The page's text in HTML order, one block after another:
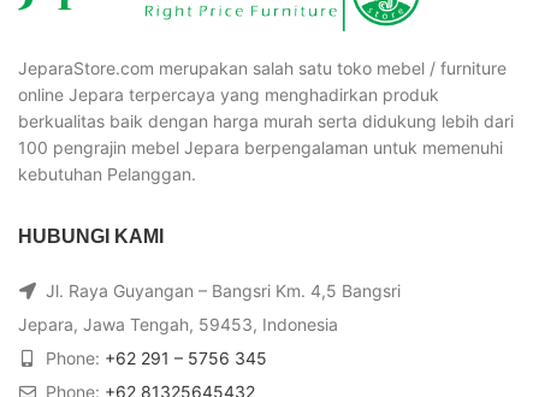
JeparaStore.com merupakan salah satu toko mebel / furniture
online Jepara terpercaya yang menghadirkan produk
berkualitas baik dengan harga murah serta didukung lebih dari
100 pengrajin mebel Jepara berpengalaman untuk memenuhi
kebutuhan Pelanggan.
HUBUNGI KAMI
Jl. Raya Guyangan – Bangsri Km. 4,5 Bangsri
Jepara, Jawa Tengah, 59453, Indonesia
Phone: +62 291 – 5756 345
Phone: +62 81325645432